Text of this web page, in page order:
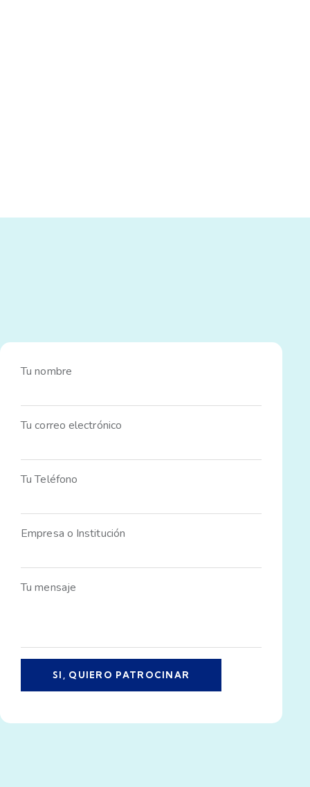
Tu nombre
Tu correo electrónico
Tu Teléfono
Empresa o Institución
Tu mensaje